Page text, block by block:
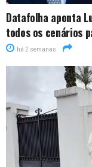
Datafolha aponta
todos os cenários
há 2 semanas